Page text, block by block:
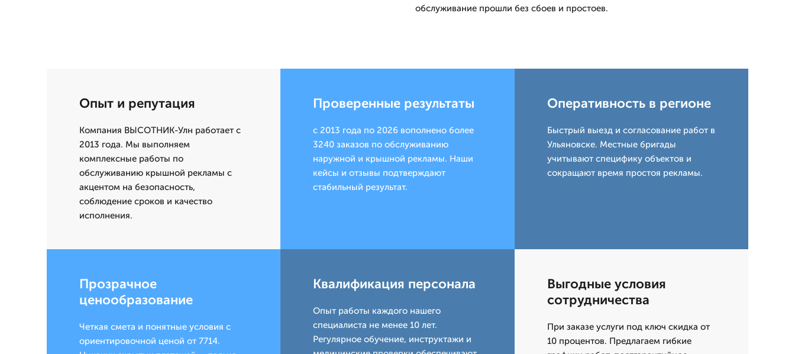
обслуживание прошли без сбоев и простоев.
Опыт и репутация
Компания ВЫСОТНИК-Улн работает с
2013 года. Мы выполняем
комплексные работы по
обслуживанию крышной рекламы с
акцентом на безопасность,
соблюдение сроков и качество
исполнения.
Проверенные результаты
с 2013 года по 2026 вополнено более
3240 заказов по обслуживанию
наружной и крышной рекламы. Наши
кейсы и отзывы подтверждают
стабильный результат.
Оперативность в регионе
Быстрый выезд и согласование работ в
Ульяновске. Местные бригады
учитывают специфику объектов и
сокращают время простоя рекламы.
Прозрачное
ценообразование
Четкая смета и понятные условия с
ориентировочной ценой от 7714.
Квалификация персонала
Опыт работы каждого нашего
специалиста не менее 10 лет.
Регулярное обучение, инструктажи и
Выгодные условия
сотрудничества
При заказе услуги под ключ скидка от
10 процентов. Предлагаем гибкие